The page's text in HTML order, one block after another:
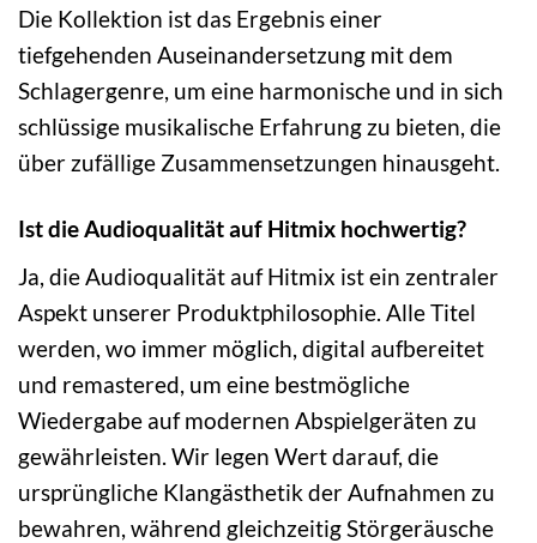
Die Kollektion ist das Ergebnis einer
tiefgehenden Auseinandersetzung mit dem
Schlagergenre, um eine harmonische und in sich
schlüssige musikalische Erfahrung zu bieten, die
über zufällige Zusammensetzungen hinausgeht.
Ist die Audioqualität auf Hitmix hochwertig?
Ja, die Audioqualität auf Hitmix ist ein zentraler
Aspekt unserer Produktphilosophie. Alle Titel
werden, wo immer möglich, digital aufbereitet
und remastered, um eine bestmögliche
Wiedergabe auf modernen Abspielgeräten zu
gewährleisten. Wir legen Wert darauf, die
ursprüngliche Klangästhetik der Aufnahmen zu
bewahren, während gleichzeitig Störgeräusche